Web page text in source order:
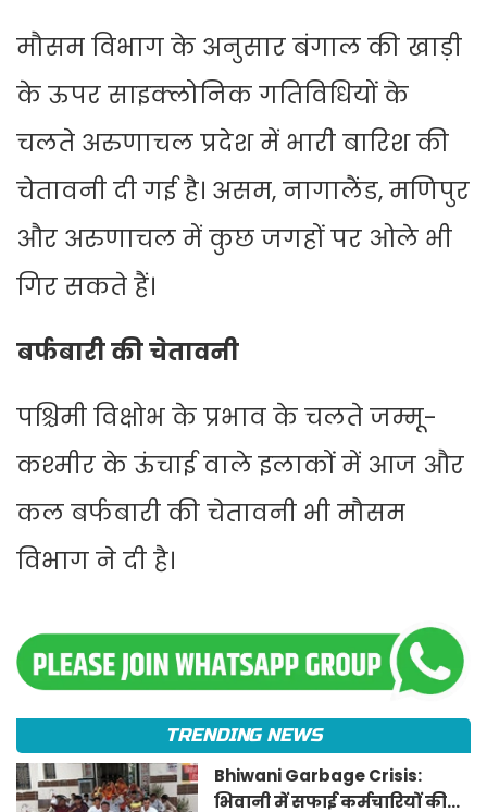
मौसम विभाग के अनुसार बंगाल की खाड़ी
के ऊपर साइक्लोनिक गतिविधियों के
चलते अरुणाचल प्रदेश में भारी बारिश की
चेतावनी दी गई है। असम, नागालैंड, मणिपुर
और अरुणाचल में कुछ जगहों पर ओले भी
गिर सकते हैं।
बर्फबारी की चेतावनी
पश्चिमी विक्षोभ के प्रभाव के चलते जम्मू-
कश्मीर के ऊंचाई वाले इलाकों में आज और
कल बर्फबारी की चेतावनी भी मौसम
विभाग ने दी है।
TRENDING NEWS
Bhiwani Garbage Crisis:
भिवानी में सफाई कर्मचारियों की